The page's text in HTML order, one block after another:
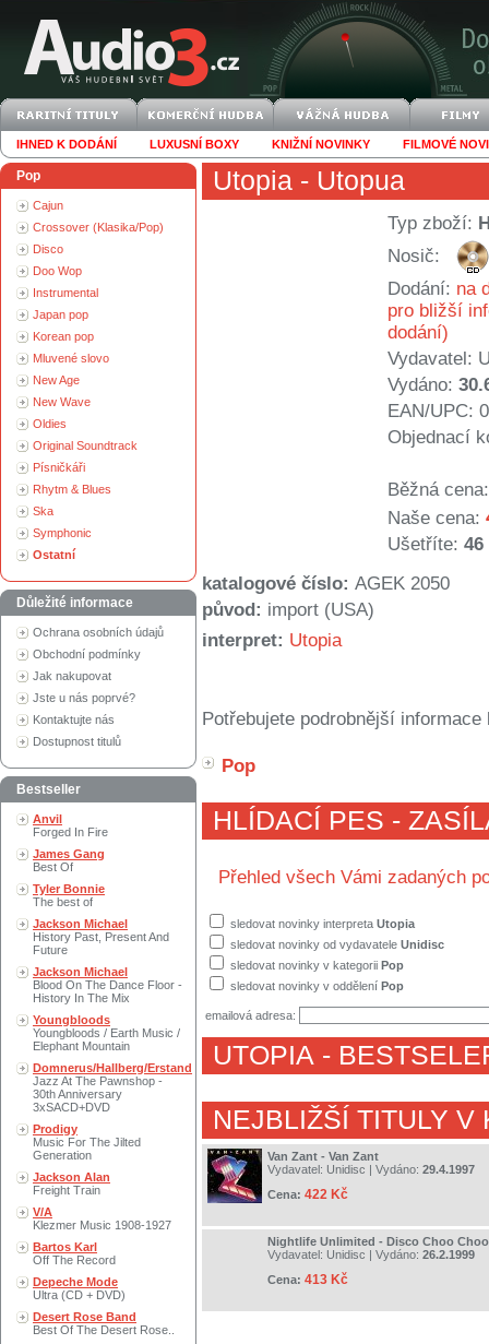
IHNED K DODÁNÍ LUXUSNÍ BOXY KNIŽNÍ NOVINKY FILMOVÉ
Pop
Cajun
Crossover (Klasika/Pop)
Disco
Doo Wop
Instrumental
Japan pop
Korean pop
Mluvené slovo
New Age
New Wave
Oldies
Original Soundtrack
Písničkáři
Rhytm & Blues
Ska
Symphonic
Ostatní
Důležité informace
Ochrana osobních údajů
Obchodní podmínky
Jak nakupovat
Jste u nás poprvé?
Kontaktujte nás
Dostupnost titulů
Bestseller
Anvil
Forged In Fire
James Gang
Best Of
Tyler Bonnie
The best of
Jackson Michael
History Past, Present And
Future
Jackson Michael
Blood On The Dance Floor -
History In The Mix
Youngbloods
Youngbloods / Earth Music /
Elephant Mountain
Domnerus/Hallberg/Erstand
Jazz At The Pawnshop -
30th Anniversary
3xSACD+DVD
Prodigy
Music For The Jilted
Generation
Jackson Alan
Freight Train
V/A
Klezmer Music 1908-1927
Bartos Karl
Off The Record
Depeche Mode
Ultra (CD + DVD)
Desert Rose Band
Best Of The Desert Rose..
Utopia - Utopua
Typ zboží:
Nosič:
Dodání: na
pro bližší
dodání)
Vydavatel:
Vydáno:
EAN/UPC:
Objednací
Běžná cena:
Naše cena:
Ušetříte: 46
katalogové číslo: AGEK 2050
původ: import (USA)
interpret: Utopia
Potřebujete podrobnější
Pop
HLÍDACÍ PES -
Přehled všech Vámi zadaných
sledovat novinky interpreta Utopia
sledovat novinky od vydavatele Unidisc
sledovat novinky v kategorii Pop
sledovat novinky v oddělení Pop
emailová adresa:
UTOPIA -
NEJBLIŽŠÍ TITULY V
Van Zant - Van Zant
Vydavatel: Unidisc | Vydáno: 29.4.1997
Cena: 422 Kč
Nightlife Unlimited - Disco Choo Choo
Vydavatel: Unidisc | Vydáno: 26.2.1999
Cena: 413 Kč